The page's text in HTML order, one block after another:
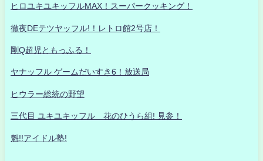
ヒロユキユキッフルMAX！スーパークッキング！
徹夜DEテツヤッフル!！レトロ館2号店！
剛Q超児ともっふる！
ヤナッフル ゲームだいすき6！放送局
ヒウラー総統の野望
三代目 ユキユキッフル 花のひうら組! 見参！
魁!!アイドル塾!